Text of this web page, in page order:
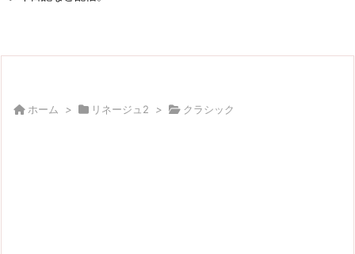
ホーム > リネージュ2 > クラシック